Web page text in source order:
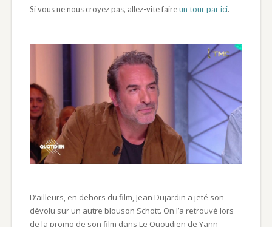
Si vous ne nous croyez pas, allez-vite faireun tour par ici.
D’ailleurs, en dehors du film, Jean Dujardin a jeté son
dévolu sur un autre blouson Schott. On l’a retrouvé lors
de la promo de son film dans Le Quotidien de Yann